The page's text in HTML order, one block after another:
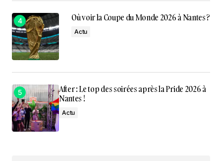
Où voir la Coupe du Monde 2026 à Nantes ?
Actu
After : Le top des soirées après la Pride 2026 à
Nantes !
Actu